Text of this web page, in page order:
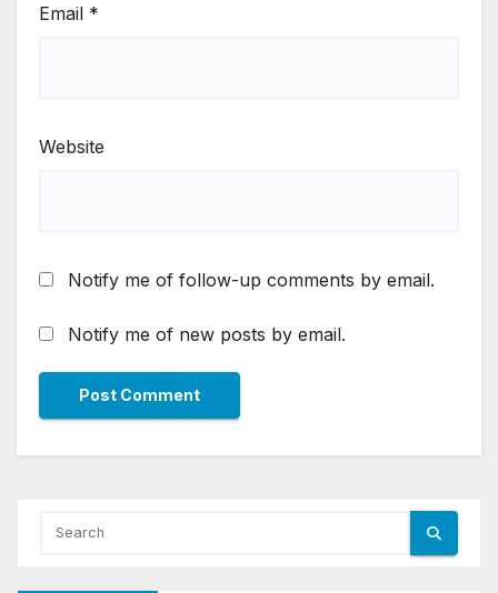
Email *
Website
Notify me of follow-up comments by email.
Notify me of new posts by email.